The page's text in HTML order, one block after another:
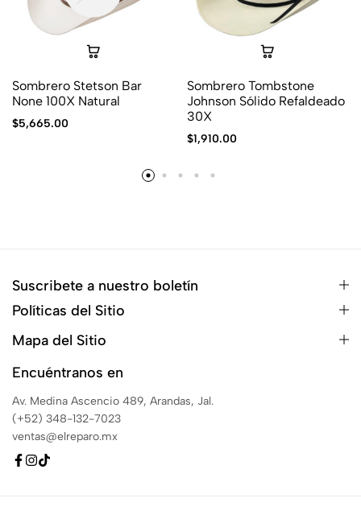
Sombrero Stetson Bar
None 100X Natural
$5,665.00
Sombrero Tombstone
Johnson Sólido Refaldeado
30X
$1,910.00
Suscribete a nuestro boletín
Políticas del Sitio
Mapa del Sitio
Encuéntranos en
Av. Medina Ascencio 489, Arandas, Jal.
(+52) 348-132-7023
ventas@elreparo.mx